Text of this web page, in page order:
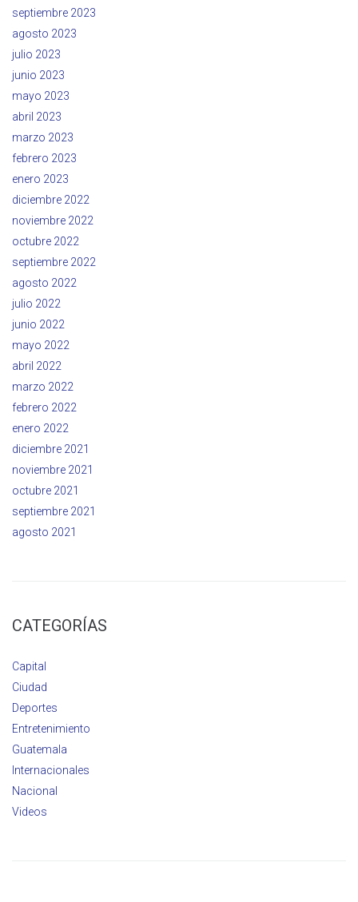
septiembre 2023
agosto 2023
julio 2023
junio 2023
mayo 2023
abril 2023
marzo 2023
febrero 2023
enero 2023
diciembre 2022
noviembre 2022
octubre 2022
septiembre 2022
agosto 2022
julio 2022
junio 2022
mayo 2022
abril 2022
marzo 2022
febrero 2022
enero 2022
diciembre 2021
noviembre 2021
octubre 2021
septiembre 2021
agosto 2021
CATEGORÍAS
Capital
Ciudad
Deportes
Entretenimiento
Guatemala
Internacionales
Nacional
Videos